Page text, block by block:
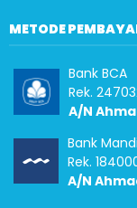
METODE
Bank BCA
Rek.
A/N
Bank
Rek.
A/N